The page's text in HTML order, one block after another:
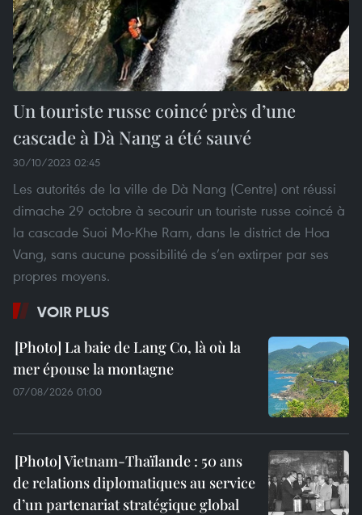
Un touriste russe coincé près d’une
cascade à Dà Nang a été sauvé
30/10/2023 02:45
Les autorités de la ville de Dà Nang (Centre) ont réussi
dimache 29 octobre à secourir un touriste russe coincé à
la cascade Suoi Mo-Khe Ram, dans le district de Hoa
Vang, sans aucune possibilité de s’en extirper par ses
propres moyens.
VOIR PLUS
La baie de Lang Co, là où la
mer épouse la montagne
07/08/2026 01:00
Vietnam-Thaïlande : 50 ans
de relations diplomatiques au service
d’un partenariat stratégique global